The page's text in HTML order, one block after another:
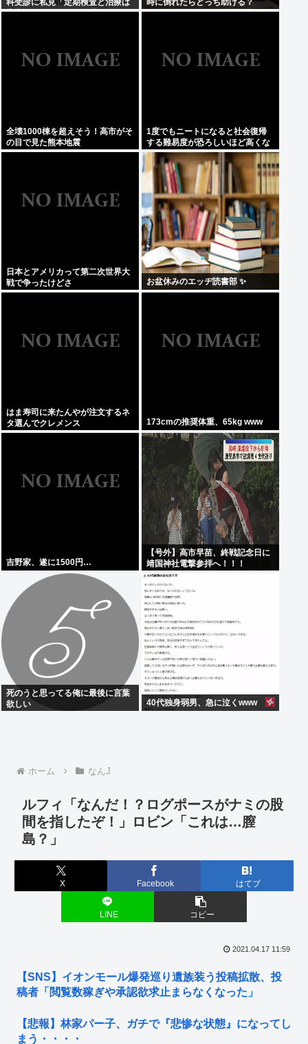
科受診に私見「定期検査と治療は
大事ですが…この日を避けて行く
時に倒れたらどっち助ける？
全壊1000棟を超えそう！高市がそ
の目で見た熊本地震
1度でもニートになると社会復帰
する難易度が恐ろしいほど高くな
ってしまう件
日本とアメリカって第二次世界大
戦で争ったけどさ
お盆休みのエッヂ読書部 ✨
はま寿司に来たんやが注文するネ
タ選んでクレメンス
173cmの推奨体重、65kg www
吉野家、遂に1500円…
【号外】高市早苗、終戦記念日に
靖国神社電撃参拝へ！！！
死のうと思ってる俺に最後に言葉
欲しい
40代独身弱男、急に泣くwww
ホーム なんJ
ルフィ「なんだ！？ログポースがナミの股
間を指したぞ！」ロビン「これは…膣
島？」
X Facebook はてブ
LINE コピー
2021.04.17 11:59
【SNS】イオンモール爆発巡り遺族装う投稿拡散、投
稿者「閲覧数稼ぎや承認欲求止まらなくなった」
【悲報】林家パー子、ガチで『悲惨な状態』になってし
まう・・・・